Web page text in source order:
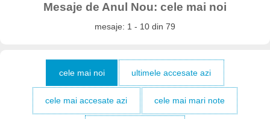
Mesaje de Anul Nou: cele mai noi
mesaje: 1 - 10 din 79
cele mai noi ultimele accesate azi
cele mai accesate azi cele mai mari note